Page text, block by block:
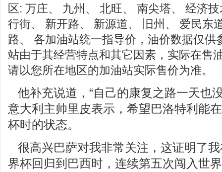
区: 万庄、 九州、 北旺、 南尖塔、 经济
行街、 新开路、 新源道、 旧州、 爱民东
路、 各加油站统一指导价，油价数据仅供
站由于其经营特点和其它因素，实际在售
请以您所在地区的加油站实际售价为准。
他补充说道，“自己的康复之路一天也
意大利主帅里皮表示，希望巴洛特利能
杯时的状态。
很高兴巴萨对我非常关注，这证明了
界杯回归到巴西时，连续第五次闯入世